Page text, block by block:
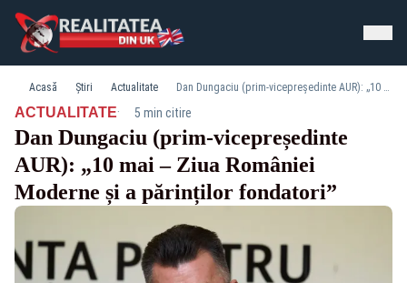
Acasă Știri Actualitate Dan Dungaciu (prim-vicepreședinte AUR): „10 mai – Ziua României Moderne și a părinților fondatori”
ACTUALITATE· 5 min citire
Dan Dungaciu (prim-vicepreședinte
AUR): „10 mai – Ziua României
Moderne și a părinților fondatori”